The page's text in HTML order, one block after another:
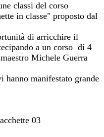
classi del corso
in classe" proposto dal
di arricchire il
a un corso di 4
Michele Guerra
manifestato grande